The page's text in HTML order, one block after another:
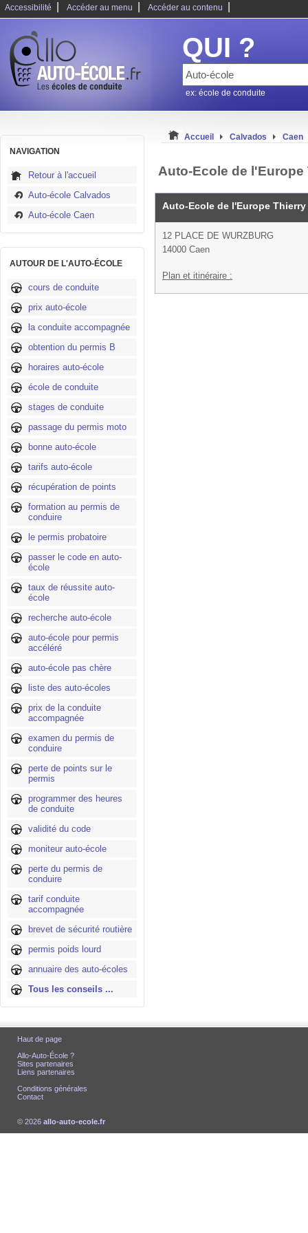
Accessibilité Accéder au menu Accéder au contenu
QUI ?
ex: école de conduite
NAVIGATION
Retour à l'accueil
Auto-école Calvados
Auto-école Caen
AUTOUR DE L'AUTO-ÉCOLE
cours de conduite
prix auto-école
la conduite accompagnée
obtention du permis B
horaires auto-école
école de conduite
stages de conduite
passage du permis moto
bonne auto-école
tarifs auto-école
récupération de points
formation au permis de
conduire
le permis probatoire
passer le code en auto-
école
taux de réussite auto-
école
recherche auto-école
auto-école pour permis
accéléré
auto-école pas chère
liste des auto-écoles
prix de la conduite
accompagnée
examen du permis de
conduire
perte de points sur le
permis
programmer des heures
de conduite
validité du code
moniteur auto-école
perte du permis de
conduire
tarif conduite
accompagnée
brevet de sécurité routière
permis poids lourd
annuaire des auto-écoles
Tous les conseils ...
Accueil Calvados Caen
Auto-Ecole de
Auto-Ecole de l'Europe Thierry
12 PLACE DE WURZBURG
14000 Caen
Plan et itinéraire :
Haut de page
Allo-Auto-École ?
Sites partenaires
Liens partenaires
Conditions générales
Contact
© 2026 allo-auto-ecole.fr